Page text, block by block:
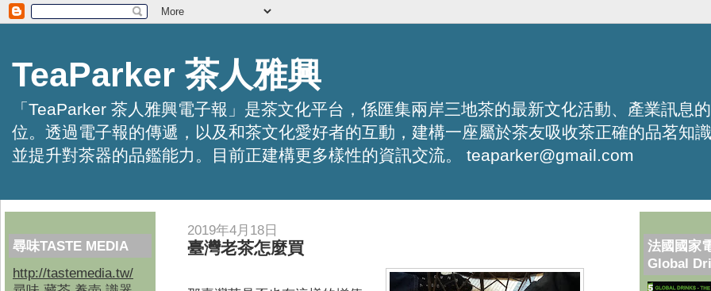
TeaParker 茶人雅興
「TeaParker 茶人雅興電子報」是茶文化平台，係匯集兩岸三地茶的最新文化活動、產業訊息
位。透過電子報的傳遞，以及和茶文化愛好者的互動，建構一座屬於茶友吸收茶正確的品茗知
並提升對茶器的品鑑能力。目前正建構更多樣性的資訊交流。 teaparker@gmail.com
尋味TASTE MEDIA
http://tastemedia.tw/
2019年4月18日
臺灣老茶怎麼買
法國國家
Global